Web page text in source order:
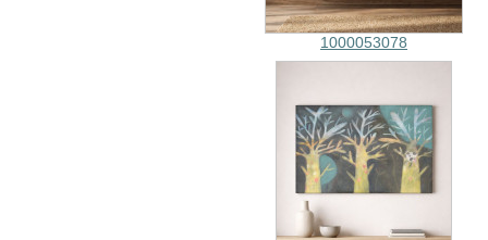
1000053078